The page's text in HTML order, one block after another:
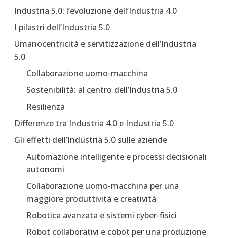
Industria 5.0: l’evoluzione dell’Industria 4.0
I pilastri dell’Industria 5.0
Umanocentricità e servitizzazione dell’Industria
5.0
Collaborazione uomo-macchina
Sostenibilità: al centro dell’Industria 5.0
Resilienza
Differenze tra Industria 4.0 e Industria 5.0
Gli effetti dell’Industria 5.0 sulle aziende
Automazione intelligente e processi decisionali
autonomi
Collaborazione uomo-macchina per una
maggiore produttività e creatività
Robotica avanzata e sistemi cyber-fisici
Robot collaborativi e cobot per una produzione